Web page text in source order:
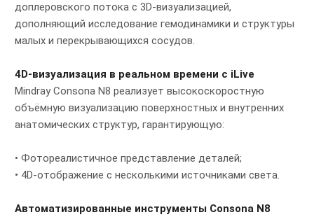
доплеровского потока с 3D-визуализацией,
дополняющий исследование гемодинамики и структуры
малых и перекрывающихся сосудов.
4D-визуализация в реальном времени с iLive
Mindray Consona N8 реализует высокоскоростную
объёмную визуализацию поверхностных и внутренних
анатомических структур, гарантирующую:
• Фотореалистичное представление деталей;
• 4D-отображение с несколькими источниками света.
Автоматизированные инструменты Consona N8